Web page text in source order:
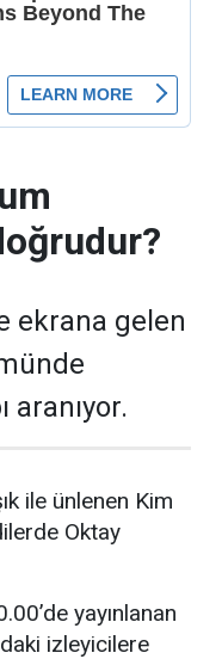
ekrana gelen
aranıyor.
ile ünlenen Kim
Oktay
yayınlanan
izleyicilere